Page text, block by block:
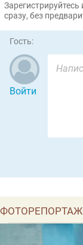
сразу, без
Гость:
Войти